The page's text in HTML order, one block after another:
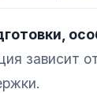
зависит